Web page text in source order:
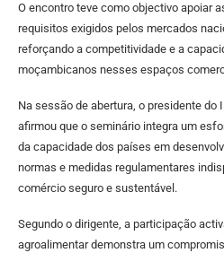
O encontro teve como objectivo apoiar
requisitos exigidos pelos mercados
reforçando a competitividade e a
moçambicanos nesses espaços
Na sessão de abertura, o presidente do
afirmou que o seminário integra um
da capacidade dos países em
normas e medidas regulamentares
comércio seguro e sustentável.
Segundo o dirigente, a participação
agroalimentar demonstra um